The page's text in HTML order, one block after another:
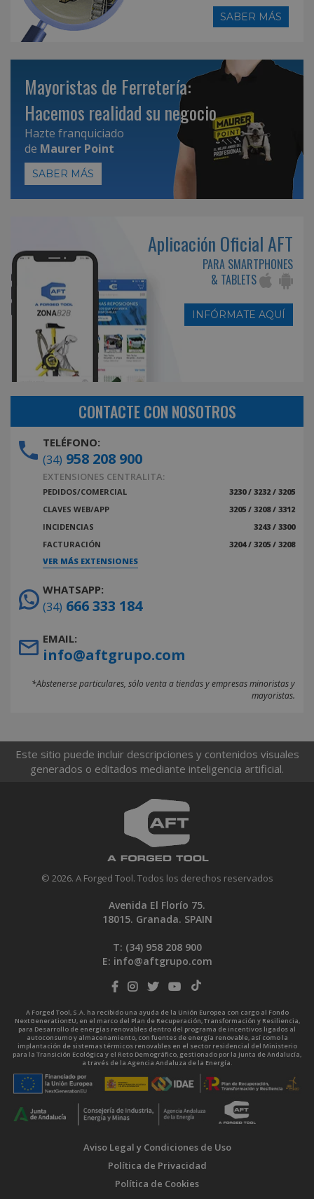
SABER MÁS
Mayoristas de Ferretería:
Hacemos realidad su negocio
Hazte franquiciado
de Maurer Point
SABER MÁS
Aplicación Oficial AFT
PARA SMARTPHONES
& TABLETS
INFÓRMATE AQUÍ
CONTACTE CON NOSOTROS
TELÉFONO:
(34) 958 208 900
EXTENSIONES CENTRALITA:
PEDIDOS/COMERCIAL
3230 / 3232 / 3205
CLAVES WEB/APP
3205 / 3208 / 3312
INCIDENCIAS
3243 / 3300
FACTURACIÓN
3204 / 3205 / 3208
VER MÁS EXTENSIONES
WHATSAPP:
(34) 666 333 184
EMAIL:
info@aftgrupo.com
*Abstenerse particulares, sólo venta a tiendas y empresas minoristas y
mayoristas.
Este sitio puede incluir descripciones y contenidos visuales
generados o editados mediante inteligencia artificial.
© 2026. A Forged Tool. Todos los derechos reservados
Avenida El Florío 75.
18015. Granada. SPAIN
T: (34) 958 208 900
E: info@aftgrupo.com
A Forged Tool, S.A. ha recibido una ayuda de la Unión Europea con cargo al Fondo
NextGenerationEU, en el marco del Plan de Recuperación, Transformación y Resiliencia,
para Desarrollo de energías renovables dentro del programa de incentivos ligados al
autoconsumo y almacenamiento, con fuentes de energía renovable, así como la
implantación de sistemas térmicos renovables en el sector residencial del Ministerio
para la Transición Ecológica y el Reto Demográfico, gestionado por la Junta de Andalucía,
a través de la Agencia Andaluza de la Energía.
Aviso Legal y Condiciones de Uso
Política de Privacidad
Política de Cookies